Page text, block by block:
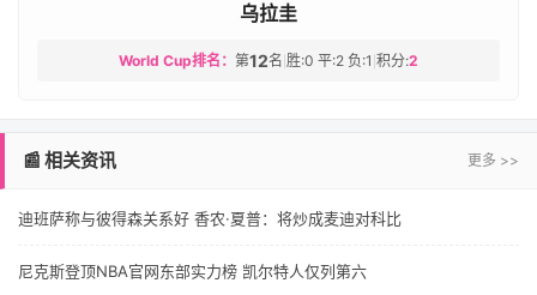
乌拉圭
World Cup排名： 第12名 胜:0 平:2 负:1 积分:2
📰 相关资讯 更多 >>
迪班萨称与彼得森关系好 香农·夏普：将炒成麦迪对科比
尼克斯登顶NBA官网东部实力榜 凯尔特人仅列第六